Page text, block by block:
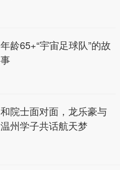
年龄65+“宇宙足球队”的故
事
和院士面对面，龙乐豪与
温州学子共话航天梦